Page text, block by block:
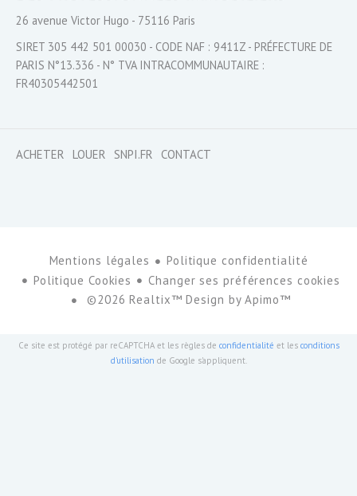
26 avenue Victor Hugo - 75116 Paris
SIRET 305 442 501 00030 - CODE NAF : 9411Z - PRÉFECTURE DE
PARIS N°13.336 - N° TVA INTRACOMMUNAUTAIRE :
FR40305442501
ACHETER LOUER SNPI.FR CONTACT
Mentions légales
Politique confidentialité
Politique Cookies
Changer ses préférences cookies
©2026 Realtix™ Design byApimo™
Ce site est protégé par reCAPTCHA et les règles de confidentialité et les conditions
d'utilisation de Google s'appliquent.